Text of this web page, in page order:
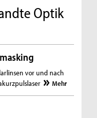
Optik
vor und nach
Mehr